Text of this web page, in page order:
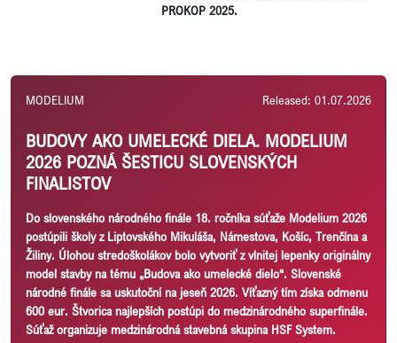
PROKOP 2025.
MODELIUM Released: 01.07.2026
BUDOVY AKO UMELECKÉ DIELA. MODELIUM
2026 POZNÁ ŠESTICU SLOVENSKÝCH
FINALISTOV
Do slovenského národného finále 18. ročníka súťaže Modelium 2026
postúpili školy z Liptovského Mikuláša, Námestova, Košíc, Trenčína a
Žiliny. Úlohou stredoškolákov bolo vytvoriť z vlnitej lepenky originálny
model stavby na tému „Budova ako umelecké dielo“. Slovenské
národné finále sa uskutoční na jeseň 2026. Víťazný tím získa odmenu
600 eur. Štvorica najlepších postúpi do medzinárodného superfinále.
Súťaž organizuje medzinárodná stavebná skupina HSF System.